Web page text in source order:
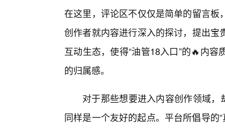
在这里，评论区不仅仅是简单的留言
创作者就内容进行深入的探讨，提出
互动生态，使得“油管18入口”的🔥内
的归属感。
对于那些想要进入内容创作领域，
同样是一个友好的起点。平台所倡导的